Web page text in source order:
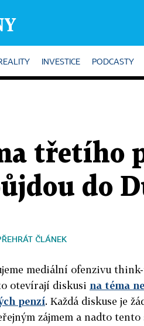
INVESTICE PODCASTY
třetího
do
ČLÁNEK
mediální ofenzivu
otevírají diskusi na téma
penzí. Každá diskuse je
zájmem a nadto tento